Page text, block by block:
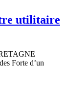
utilitaire
Forte d’un